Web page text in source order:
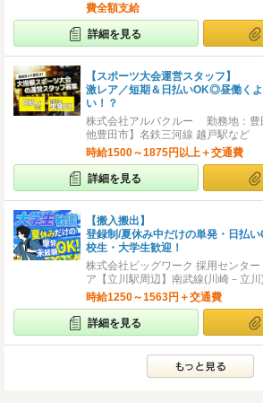
費全額支給
詳細を見る
【スポーツ大会運営スタッフ】
激レア／短期＆日払いOK◎昼働く
い！？
株式会社アルバクルー 勤務地：
他豊田市】名鉄三河線 越戸駅など
時給1500～1875円以上＋交通費
詳細を見る
【搬入搬出】
登録制/夏休み中だけの単発・日払
校生・大学生歓迎！
株式会社ビッグワーク 採用センタ
ア【立川駅周辺】南武線(川崎－立
時給1250～1563円＋交通費
詳細を見る